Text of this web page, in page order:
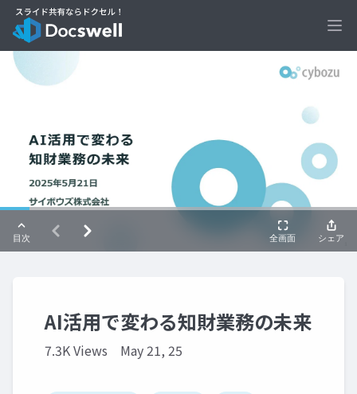
AI活用で変わる知財業務の未来
7.3K Views May 21, 25